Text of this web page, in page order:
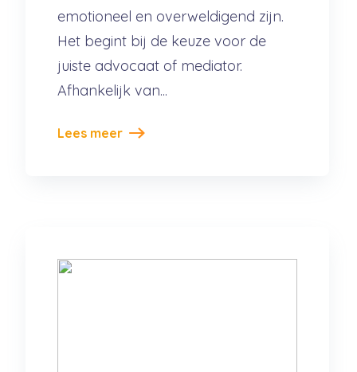
emotioneel en overweldigend zijn.
Het begint bij de keuze voor de
juiste advocaat of mediator.
Afhankelijk van...
Lees meer